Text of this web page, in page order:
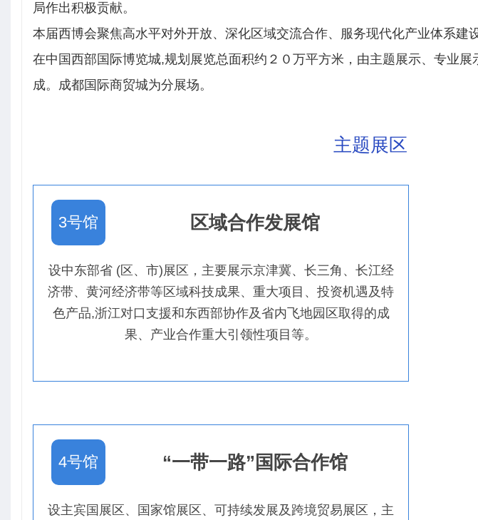
局作出积极贡献。
本届西博会聚焦高水平对外开放、深化区域交流合作、服务现代化产业体系建
在中国西部国际博览城,规划展览总面积约２０万平方米，由主题展示、专业展
成。成都国际商贸城为分展场。
主题展区
3号馆 区域合作发展馆
设中东部省 (区、市)展区，主要展示京津冀、长三角、长江经
济带、黄河经济带等区域科技成果、重大项目、投资机遇及特
色产品,浙江对口支援和东西部协作及省内飞地园区取得的成
果、产业合作重大引领性项目等。
4号馆 “一带一路”国际合作馆
设主宾国展区、国家馆展区、可持续发展及跨境贸易展区，主